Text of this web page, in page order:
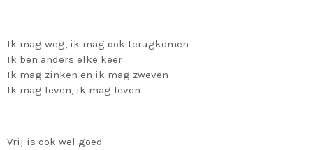
Ik mag weg, ik mag ook terugkomen
Ik ben anders elke keer
Ik mag zinken en ik mag zweven
Ik mag leven, ik mag leven
Vrij is ook wel goed